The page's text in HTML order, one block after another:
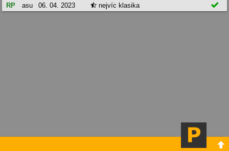
RP asu 06. 04. 2023  nejvíc klasika 
